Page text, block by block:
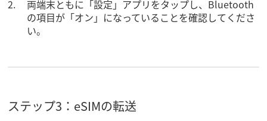
両端末ともに「設定」アプリをタップし、Bluetooth
の項目が「オン」になっていることを確認してくださ
い。
ステップ3：eSIMの​転送